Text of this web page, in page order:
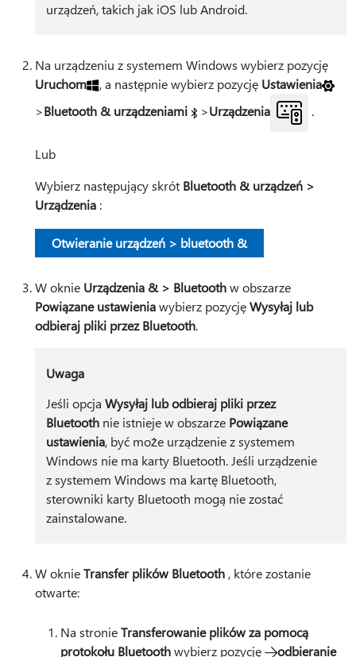
urządzeń, takich jak iOS lub Android.
Na urządzeniu z systemem Windows wybierz pozycję
Uruchom
, a następnie wybierz pozycję Ustawienia
>Bluetooth & urządzeniami >Urządzenia .
Lub
Wybierz następujący skrót Bluetooth & urządzeń >
Urządzenia :
Otwieranie urządzeń > bluetooth &
W oknie Urządzenia & > Bluetoothw obszarze
Powiązane ustawieniawybierz pozycjęWysyłaj lub
odbieraj pliki przez Bluetooth.
Uwaga
Jeśli opcja Wysyłaj lub odbieraj pliki przez
Bluetoothnie istnieje w obszarze Powiązane
ustawienia, być może urządzenie z systemem
Windows nie ma karty Bluetooth. Jeśli urządzenie
z systemem Windows ma kartę Bluetooth,
sterowniki karty Bluetooth mogą nie zostać
zainstalowane.
W oknieTransfer plików Bluetooth , które zostanie
otwarte:
Na stronieTransferowanie plików za pomocą
protokołu Bluetoothwybierz pozycję odbieranie